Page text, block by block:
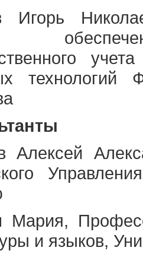
Игорь
технологий
Алексей
Мария,
и языков,